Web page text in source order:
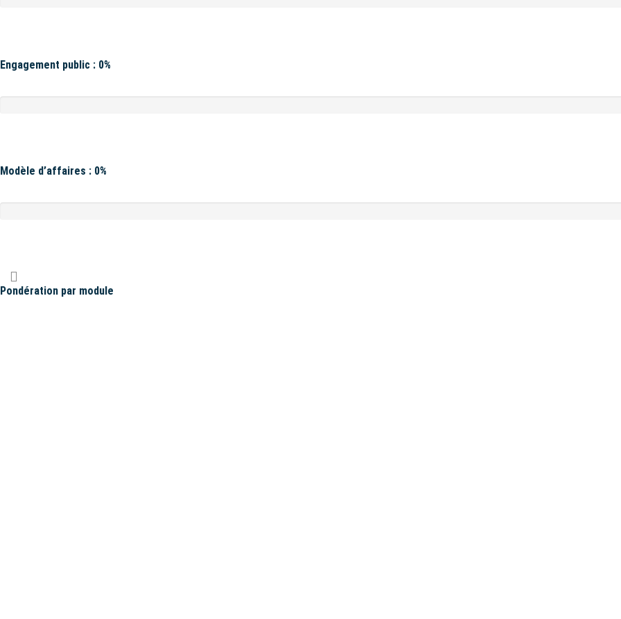
Engagement public : 0%
Modèle d’affaires : 0%
Pondération par module